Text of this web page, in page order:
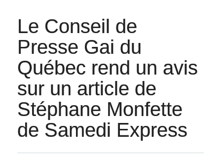
Le Conseil de
Presse Gai du
Québec rend un avis
sur un article de
Stéphane Monfette
de Samedi Express